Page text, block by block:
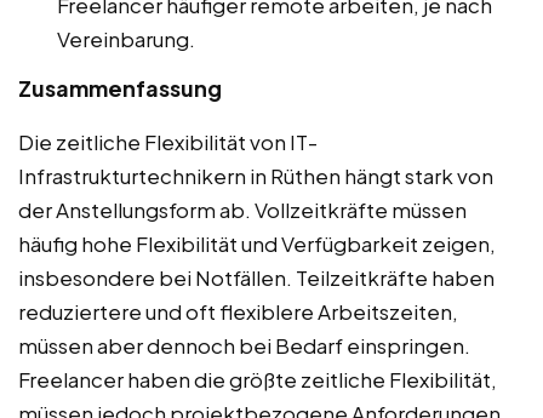
Vereinbarung.
Zusammenfassung
Die zeitliche Flexibilität von IT-
Infrastrukturtechnikern in Rüthen hängt stark von
der Anstellungsform ab. Vollzeitkräfte müssen
häufig hohe Flexibilität und Verfügbarkeit zeigen,
insbesondere bei Notfällen. Teilzeitkräfte haben
reduziertere und oft flexiblere Arbeitszeiten,
müssen aber dennoch bei Bedarf einspringen.
Freelancer haben die größte zeitliche Flexibilität,